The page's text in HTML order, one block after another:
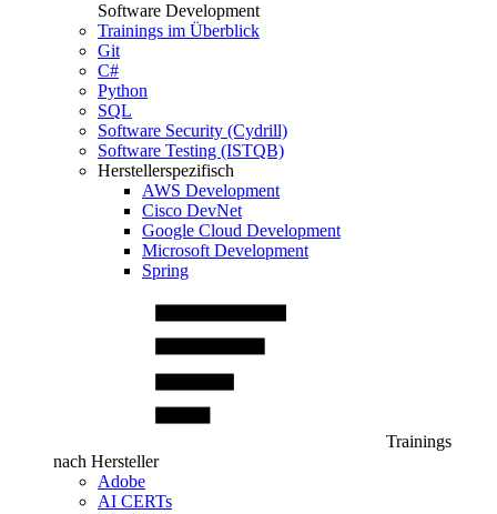
Software Development
Trainings im Überblick
Git
C#
Python
SQL
Software Security (Cydrill)
Software Testing (ISTQB)
Herstellerspezifisch
AWS Development
Cisco DevNet
Google Cloud Development
Microsoft Development
Spring
Trainings
nach Hersteller
Adobe
AI CERTs